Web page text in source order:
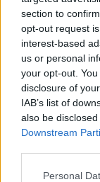
section to
opt-out request
interest-based
us or personal
your opt-out.
disclosure of
IAB’s list of
also be
Downstream
Please note that
Personal